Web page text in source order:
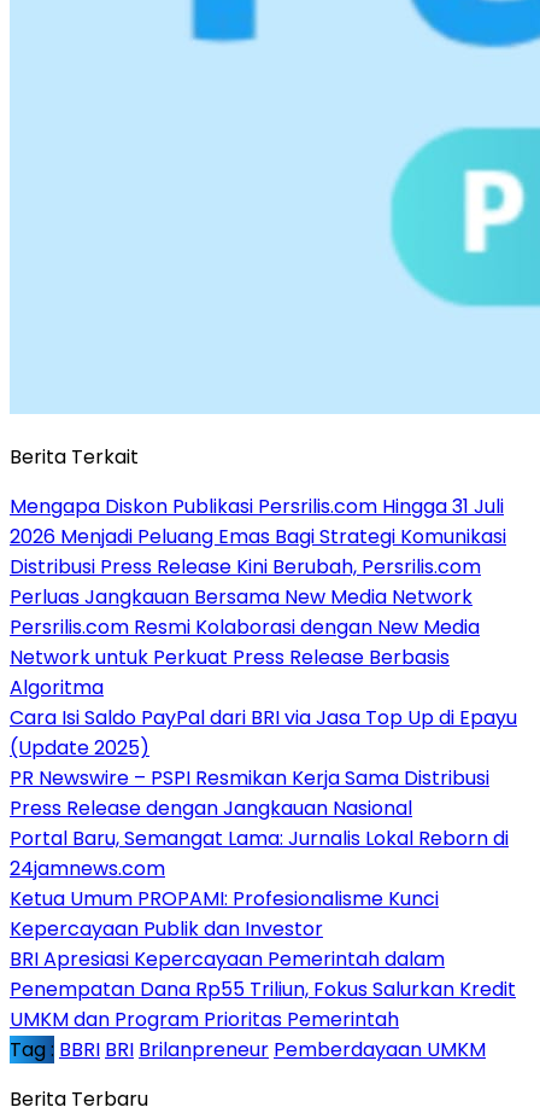
Berita Terkait
Mengapa Diskon Publikasi Persrilis.com Hingga 31 Juli
2026 Menjadi Peluang Emas Bagi Strategi Komunikasi
Distribusi Press Release Kini Berubah, Persrilis.com
Perluas Jangkauan Bersama New Media Network
Persrilis.com Resmi Kolaborasi dengan New Media
Network untuk Perkuat Press Release Berbasis
Algoritma
Cara Isi Saldo PayPal dari BRI via Jasa Top Up di Epayu
(Update 2025)
PR Newswire – PSPI Resmikan Kerja Sama Distribusi
Press Release dengan Jangkauan Nasional
Portal Baru, Semangat Lama: Jurnalis Lokal Reborn di
24jamnews.com
Ketua Umum PROPAMI: Profesionalisme Kunci
Kepercayaan Publik dan Investor
BRI Apresiasi Kepercayaan Pemerintah dalam
Penempatan Dana Rp55 Triliun, Fokus Salurkan Kredit
UMKM dan Program Prioritas Pemerintah
Tag : BBRI BRI Brilanpreneur Pemberdayaan UMKM
Berita Terbaru